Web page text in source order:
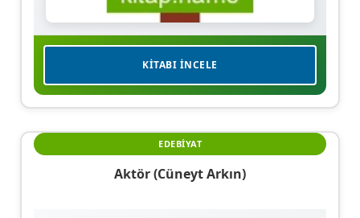
KITABI İNCELE
EDEBIYAT
Aktör (Cüneyt Arkın)